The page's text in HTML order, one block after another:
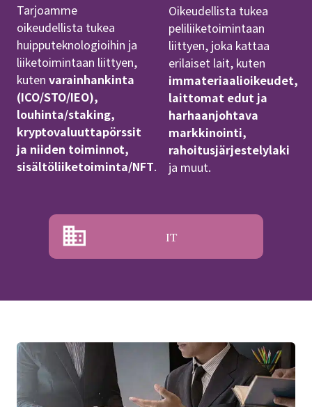
Tarjoamme
oikeudellista tukea
huipputeknologioihin ja
liiketoimintaan liittyen,
kuten varainhankinta
(ICO/STO/IEO),
louhinta/staking,
kryptovaluuttapörssit
ja niiden toiminnot,
sisältöliiketoiminta/NFT.
Oikeudellista tukea
peliliiketoimintaan
liittyen, joka kattaa
erilaiset lait, kuten
immateriaalioikeudet,
laittomat edut ja
harhaanjohtava
markkinointi,
rahoitusjärjestelylaki
ja muut.
IT